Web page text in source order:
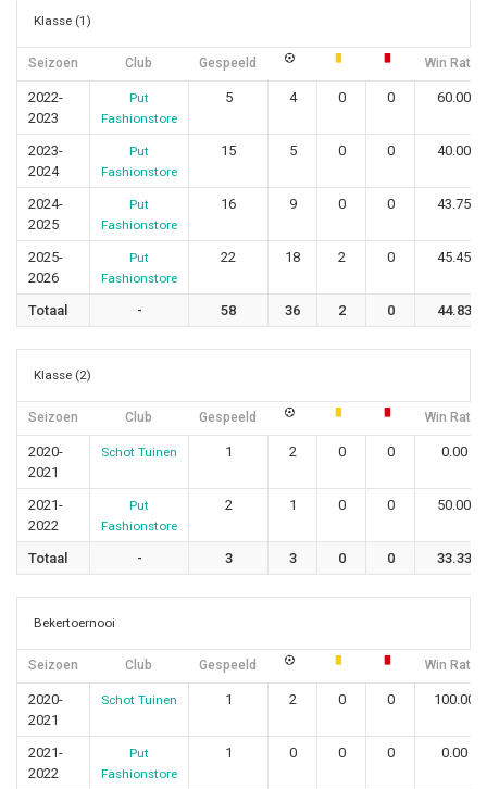
Klasse (1)
Seizoen Club Gespeeld Win Ratio
2022-
2023
Put
Fashionstore
5 4 0 0 60.00
2023-
2024
Put
Fashionstore
15 5 0 0 40.00
2024-
2025
Put
Fashionstore
16 9 0 0 43.75
2025-
2026
Put
Fashionstore
22 18 2 0 45.45
Totaal - 58 36 2 0 44.83
Klasse (2)
Seizoen Club Gespeeld Win Ratio
2020-
2021
Schot Tuinen 1 2 0 0 0.00
2021-
2022
Put
Fashionstore
2 1 0 0 50.00
Totaal - 3 3 0 0 33.33
Bekertoernooi
Seizoen Club Gespeeld Win Ratio
2020-
2021
Schot Tuinen 1 2 0 0 100.00
2021-
2022
Put
Fashionstore
1 0 0 0 0.00